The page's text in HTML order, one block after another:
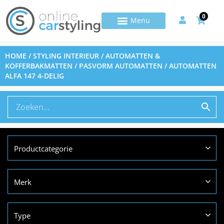
0
HOME /STYLING INTERIEUR /AUTOMATTEN &
KOFFERBAKMATTEN / PASVORM AUTOMATTEN / AUTOMATTEN
ALFA 147 4-DELIG
Productcategorie
Merk
Type